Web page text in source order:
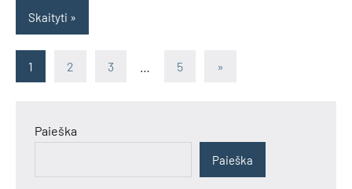
Skaityti
Įrašų
1 2 3 5
Next
»
Paieška
Paieška